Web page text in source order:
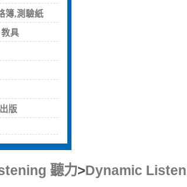
簿,測驗紙
具
版
聽力>Dynamic